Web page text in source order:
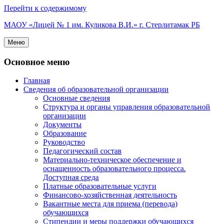
Перейти к содержимому
МАОУ «Лицей № 1 им. Куликова В.И.» г. Стерлитамак РБ
Меню
Основное меню
Главная
Сведения об образовательной организации
Основные сведения
Структура и органы управления образовательной
организации
Документы
Образование
Руководство
Педагогический состав
Материально-техническое обеспечение и
оснащенность образовательного процесса.
Доступная среда
Платные образовательные услуги
Финансово-хозяйственная деятельность
Вакантные места для приема (перевода)
обучающихся
Стипендии и меры поддержки обучающихся